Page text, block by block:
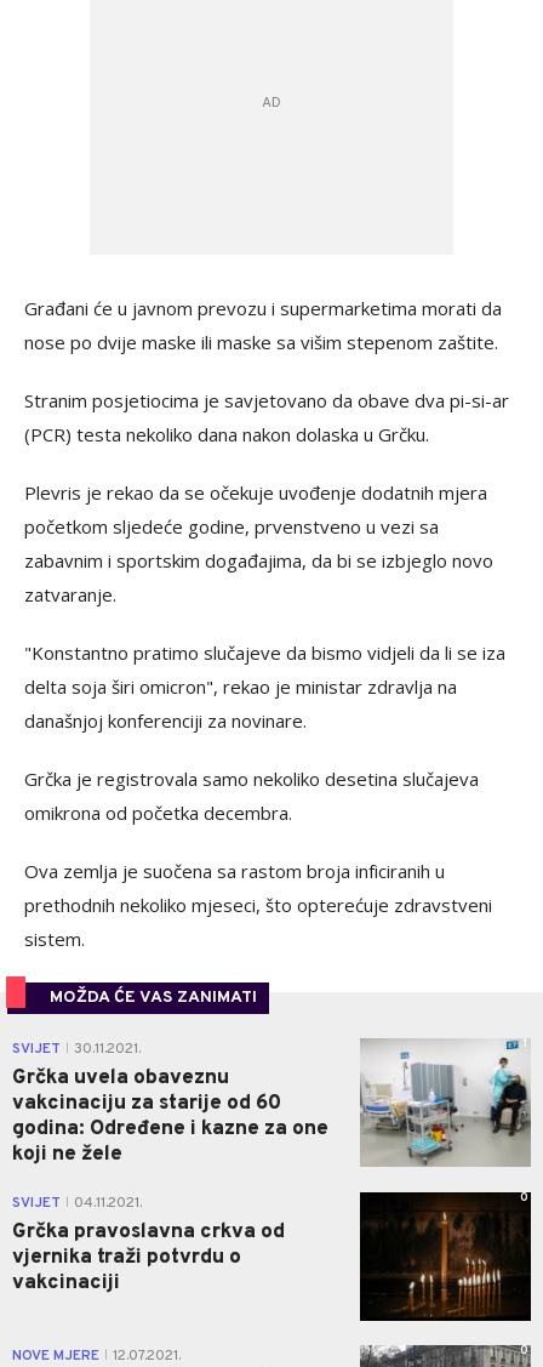
Građani će u javnom prevozu i supermarketima morati da
nose po dvije maske ili maske sa višim stepenom zaštite.
Stranim posjetiocima je savjetovano da obave dva pi-si-ar
(PCR) testa nekoliko dana nakon dolaska u Grčku.
Plevris je rekao da se očekuje uvođenje dodatnih mjera
početkom sljedeće godine, prvenstveno u vezi sa
zabavnim i sportskim događajima, da bi se izbjeglo novo
zatvaranje.
"Konstantno pratimo slučajeve da bismo vidjeli da li se iza
delta soja širi omicron", rekao je ministar zdravlja na
današnjoj konferenciji za novinare.
Grčka je registrovala samo nekoliko desetina slučajeva
omikrona od početka decembra.
Ova zemlja je suočena sa rastom broja inficiranih u
prethodnih nekoliko mjeseci, što opterećuje zdravstveni
sistem.
MOŽDA ĆE VAS ZANIMATI
SVIJET 30.11.2021.
Grčka uvela obaveznu
vakcinaciju za starije od 60
godina: Određene i kazne za one
koji ne žele
1
SVIJET 04.11.2021.
Grčka pravoslavna crkva od
vjernika traži potvrdu o
vakcinaciji
0
NOVE MJERE 12.07.2021. 0